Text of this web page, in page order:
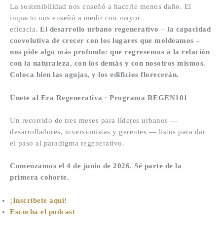
La sostenibilidad nos enseñó a hacerle menos daño. El
impacto nos enseñó a medir con mayor
eficacia. El desarrollo urbano regenerativo – la capacidad
coevolutiva de crecer con los lugares que moldeamos –
nos pide algo más profundo: que regresemos a la relación
con la naturaleza, con los demás y con nosotros mismos.
Coloca bien las agujas, y los edificios florecerán.
Únete al Era Regenerativa · Programa REGEN101
Un recorrido de tres meses para líderes urbanos —
desarrolladores, inversionistas y gerentes — listos para dar
el paso al paradigma regenerativo.
Comenzamos el 4 de junio de 2026. Sé parte de la
primera cohorte.
¡Inscríbete aquí!
Escucha el podcast